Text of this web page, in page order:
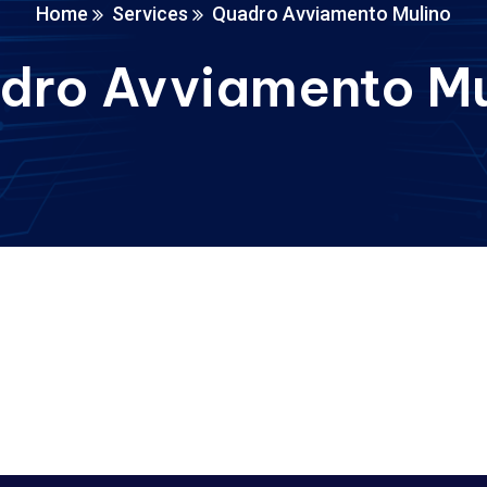
Home Services Quadro Avviamento Mulino
Avviamento